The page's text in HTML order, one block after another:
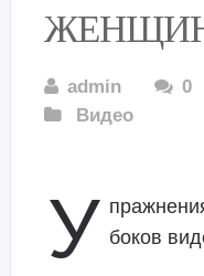
admin 0
Видео
У боков